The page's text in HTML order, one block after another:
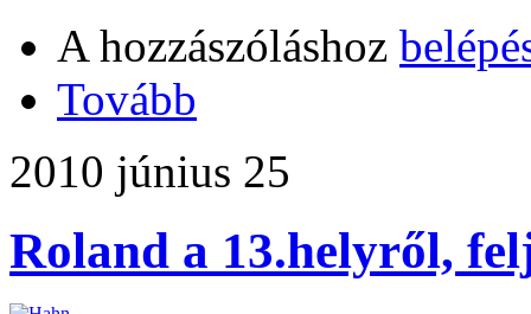
A hozzászóláshoz
Tovább
2010 június 25
Roland a 13.helyről,